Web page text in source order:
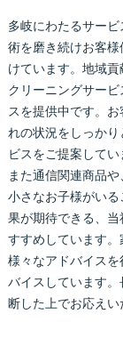
多岐にわたるサー
術を磨き続けお客
けています。地域
クリーニングサー
スを提供中です。
れの状況をしっか
ビスをご提案してい
また通信関連商品
小さなお子様がい
果が期待できる、
すすめしています
様々なアドバイス
バイスしています
断した上でお応えい